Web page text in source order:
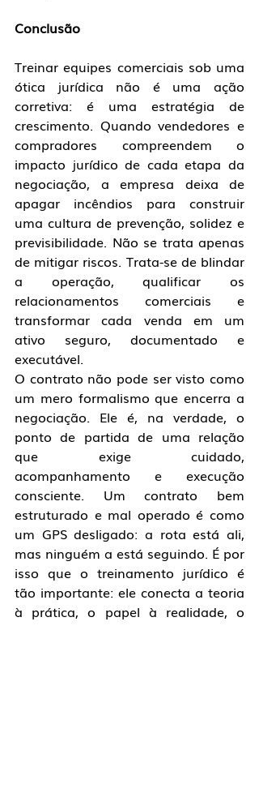
Conclusão
Treinar equipes comerciais sob uma
ótica jurídica não é uma ação
corretiva: é uma estratégia de
crescimento. Quando vendedores e
compradores compreendem o
impacto jurídico de cada etapa da
negociação, a empresa deixa de
apagar incêndios para construir
uma cultura de prevenção, solidez e
previsibilidade. Não se trata apenas
de mitigar riscos. Trata-se de blindar
a operação, qualificar os
relacionamentos comerciais e
transformar cada venda em um
ativo seguro, documentado e
executável.
O contrato não pode ser visto como
um mero formalismo que encerra a
negociação. Ele é, na verdade, o
ponto de partida de uma relação
que exige cuidado,
acompanhamento e execução
consciente. Um contrato bem
estruturado e mal operado é como
um GPS desligado: a rota está ali,
mas ninguém a está seguindo. É por
isso que o treinamento jurídico é
tão importante: ele conecta a teoria
à prática, o papel à realidade, o